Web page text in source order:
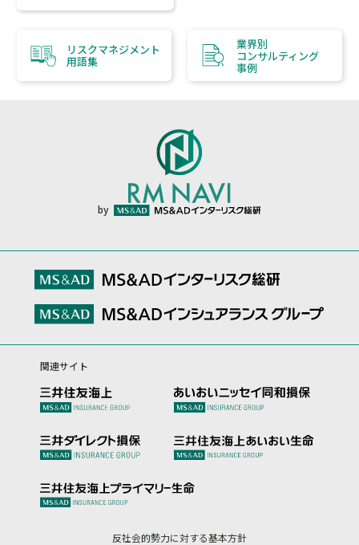
リスクマネジメント
用語集
業界別
コンサルティング
事例
by
関連サイト
反社会的勢力に対する基本方針